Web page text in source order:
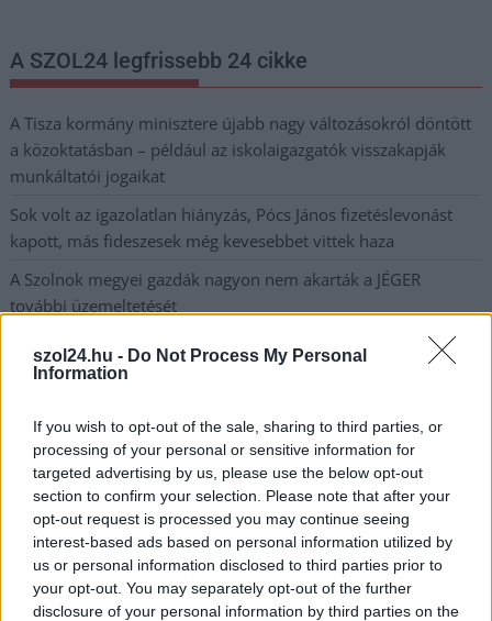
szol24.hu - Do Not Process My Personal
Information
If you wish to opt-out of the sale, sharing to third parties, or
processing of your personal or sensitive information for
targeted advertising by us, please use the below opt-out
section to confirm your selection. Please note that after your
opt-out request is processed you may continue seeing
interest-based ads based on personal information utilized by
us or personal information disclosed to third parties prior to
your opt-out. You may separately opt-out of the further
disclosure of your personal information by third parties on the
A SZOL24 legfrissebb 24 cikke
A Tisza kormány minisztere újabb nagy változásokról döntött
a közoktatásban – például az iskolaigazgatók visszakapják
munkáltatói jogaikat
Sok volt az igazolatlan hiányzás, Pócs János fizetéslevonást
kapott, más fideszesek még kevesebbet vittek haza
A Szolnok megyei gazdák nagyon nem akarták a JÉGER
további üzemeltetését
Csendélet 5.0: alig balesetveszélyes lépcső és remek
állapotban levő buszmegálló mutatja, hogy Szolnok mennyire
Pénteken újra csökken a benzin és a gázolaj ára is
Napokon belül megválasztja az új köztársasági elnököt az
Országgyűlés
Kiterjedt tüzek pusztítanak az országban, köztük Karcagon
Harmadfokú hőségriasztás az országban: Szolnokon klímát
javítottak, helikoptereket is bevetettek a tüzeknél